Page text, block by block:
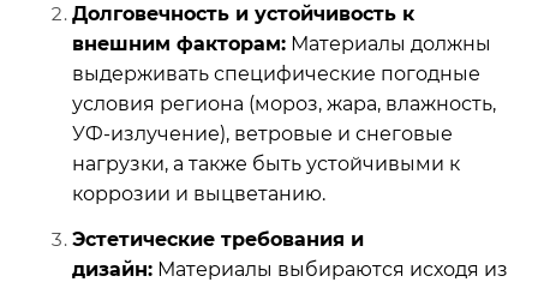
Долговечность и устойчивость к
внешним факторам: Материалы должны
выдерживать специфические погодные
условия региона (мороз, жара, влажность,
УФ-излучение), ветровые и снеговые
нагрузки, а также быть устойчивыми к
коррозии и выцветанию.
Эстетические требования и
дизайн: Материалы выбираются исходя из